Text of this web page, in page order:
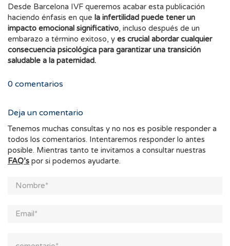
Desde Barcelona IVF queremos acabar esta publicación
haciendo énfasis en que la infertilidad puede tener un
impacto emocional significativo, incluso después de un
embarazo a término exitoso, y es crucial abordar cualquier
consecuencia psicológica para garantizar una transición
saludable a la paternidad.
0 comentarios
Deja un comentario
Tenemos muchas consultas y no nos es posible responder a
todos los comentarios. Intentaremos responder lo antes
posible. Mientras tanto te invitamos a consultar nuestras
FAQ’s por si podemos ayudarte.